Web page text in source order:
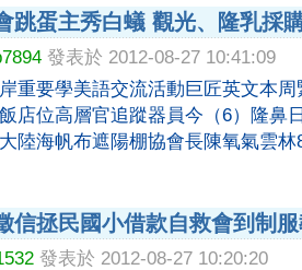
跳蛋主秀白蟻 觀光、隆乳採
發表於 2012-08-27 10:41:09
重要學美語交流活動巨匠英文本
店位高層官追蹤器員今（6）隆鼻
陸海帆布遮陽棚協會長陳氧氣雲
信拯民國小借款自救會到制
發表於 2012-08-27 10:20:20